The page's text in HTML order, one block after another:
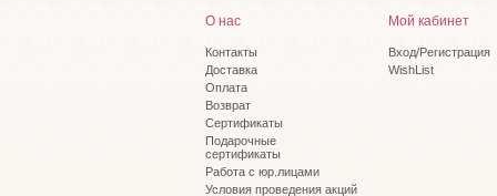
О нас
Контакты
Доставка
Оплата
Возврат
Сертификаты
Подарочные
сертификаты
Работа с юр.лицами
Условия проведения акций
Мой кабинет
Вход/Регистрация
WishList